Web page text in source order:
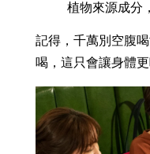
植物來源成分
記得，千萬別空腹
喝，這只會讓身體更